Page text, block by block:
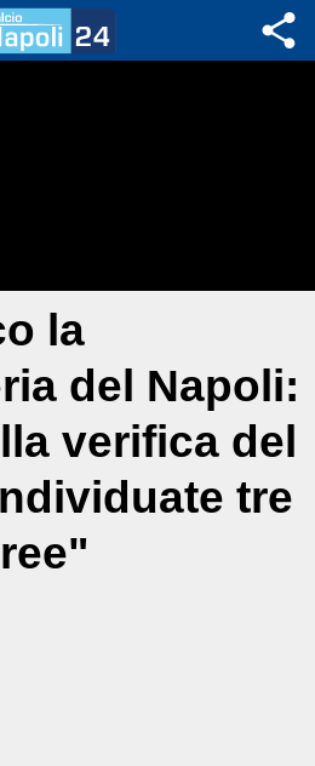
la
del Napoli:
verifica del
tre